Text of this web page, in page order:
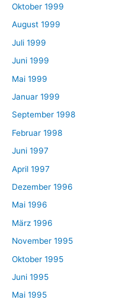
Oktober 1999
August 1999
Juli 1999
Juni 1999
Mai 1999
Januar 1999
September 1998
Februar 1998
Juni 1997
April 1997
Dezember 1996
Mai 1996
März 1996
November 1995
Oktober 1995
Juni 1995
Mai 1995